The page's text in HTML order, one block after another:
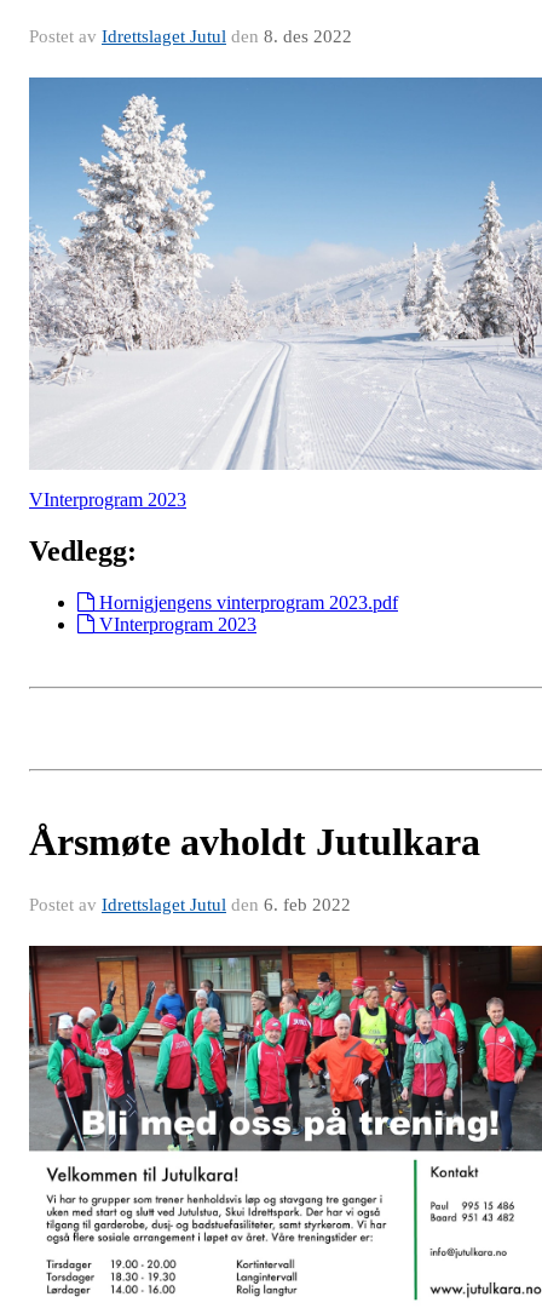
Postet av Idrettslaget Jutul den 8. des 2022
VInterprogram 2023
Vedlegg:
Hornigjengens vinterprogram 2023.pdf
VInterprogram 2023
Årsmøte avholdt Jutulkara
Postet av Idrettslaget Jutul den 6. feb 2022